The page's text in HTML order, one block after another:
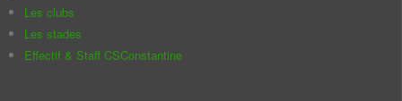
Les clubs
Les stades
Effectif & Staff CSConstantine